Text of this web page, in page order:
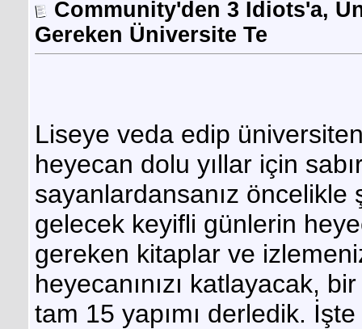
Community'den 3 Idiots'a,
Gereken Üniversite Te
Liseye veda edip
heyecan dolu yıllar için
sayanlardansanız öncelikle
gelecek keyifli günlerin
gereken kitaplar ve
heyecanınızı katlayacak,
tam 15 yapımı derledik.